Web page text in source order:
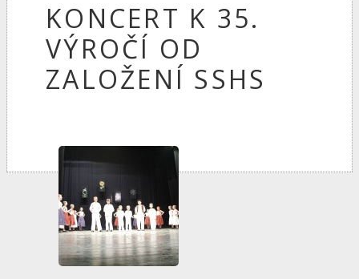
KONCERT K 35.
VÝROČÍ OD
ZALOŽENÍ SSHS